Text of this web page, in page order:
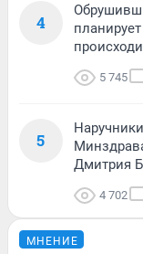
4
5 745
5
Дмитрия
4 702
МНЕНИЕ